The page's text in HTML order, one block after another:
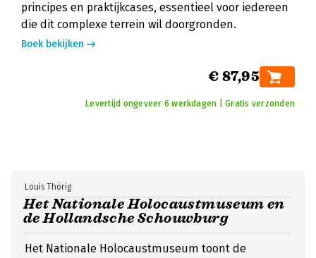
principes en praktijkcases, essentieel voor iedereen
die dit complexe terrein wil doorgronden.
Boek bekijken
€ 87,95
Levertijd ongeveer 6 werkdagen | Gratis verzonden
Het Nationale Holocaustmuseum en
de Hollandsche Schouwburg
Louis Thörig
Het Nationale Holocaustmuseum toont de